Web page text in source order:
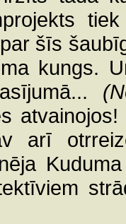
šīs
kungs.
arī